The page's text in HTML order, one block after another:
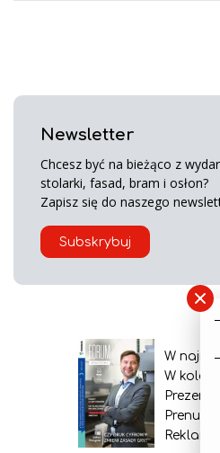
Newsletter
Chcesz być na bieżąco z
stolarki, fasad, bram i osłon?
Zapisz się do naszego
Subskrybuj
W
W
Reklama
×